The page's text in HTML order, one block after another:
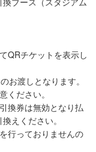
QRチケットを表示し
お渡しとなります。
ください。
換券は無効となり払
えください。
行っておりませんの